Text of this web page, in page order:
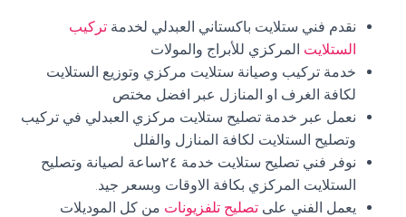
نقدم فني ستلايت باكستاني العبدلي لخدمة تركيب
الستلايت المركزي للأبراج والمولات
خدمة تركيب وصيانة ستلايت مركزي وتوزيع الستلايت
لكافة الغرف او المنازل عبر افضل مختص
نعمل عبر خدمة تصليح ستلايت مركزي العبدلي في تركيب
وتصليح الستلايت لكافة المنازل والفلل
نوفر فني تصليح ستلايت خدمة ٢٤ساعة لصيانة وتصليح
الستلايت المركزي بكافة الاوقات وبسعر جيد.
يعمل الفني على تصليح تلفزيونات من كل الموديلات